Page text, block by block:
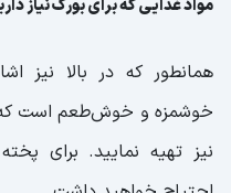
مواد غذایی که برای بورک نیاز
همانطور که در بالا نیز
خوشمزه و خوش‌طعم است که
نیز تهیه نمایید. برای